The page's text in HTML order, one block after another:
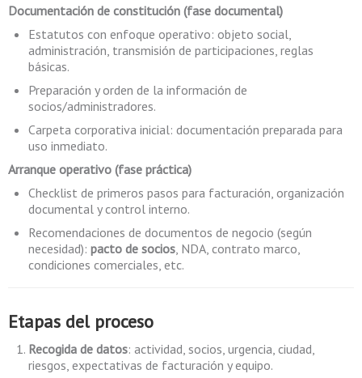
Documentación de constitución (fase documental)
Estatutos con enfoque operativo: objeto social,
administración, transmisión de participaciones, reglas
básicas.
Preparación y orden de la información de
socios/administradores.
Carpeta corporativa inicial: documentación preparada para
uso inmediato.
Arranque operativo (fase práctica)
Checklist de primeros pasos para facturación, organización
documental y control interno.
Recomendaciones de documentos de negocio (según
necesidad): pacto de socios, NDA, contrato marco,
condiciones comerciales, etc.
Etapas del proceso
Recogida de datos: actividad, socios, urgencia, ciudad,
riesgos, expectativas de facturación y equipo.